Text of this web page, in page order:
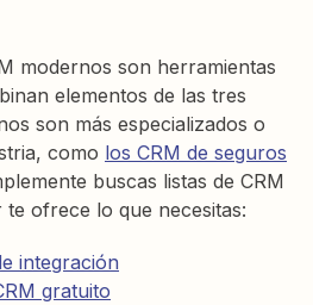
modernos son herramientas
elementos de las tres
son más especializados o
como los CRM de seguros
buscas listas de CRM
ofrece lo que necesitas:
integración
gratuito